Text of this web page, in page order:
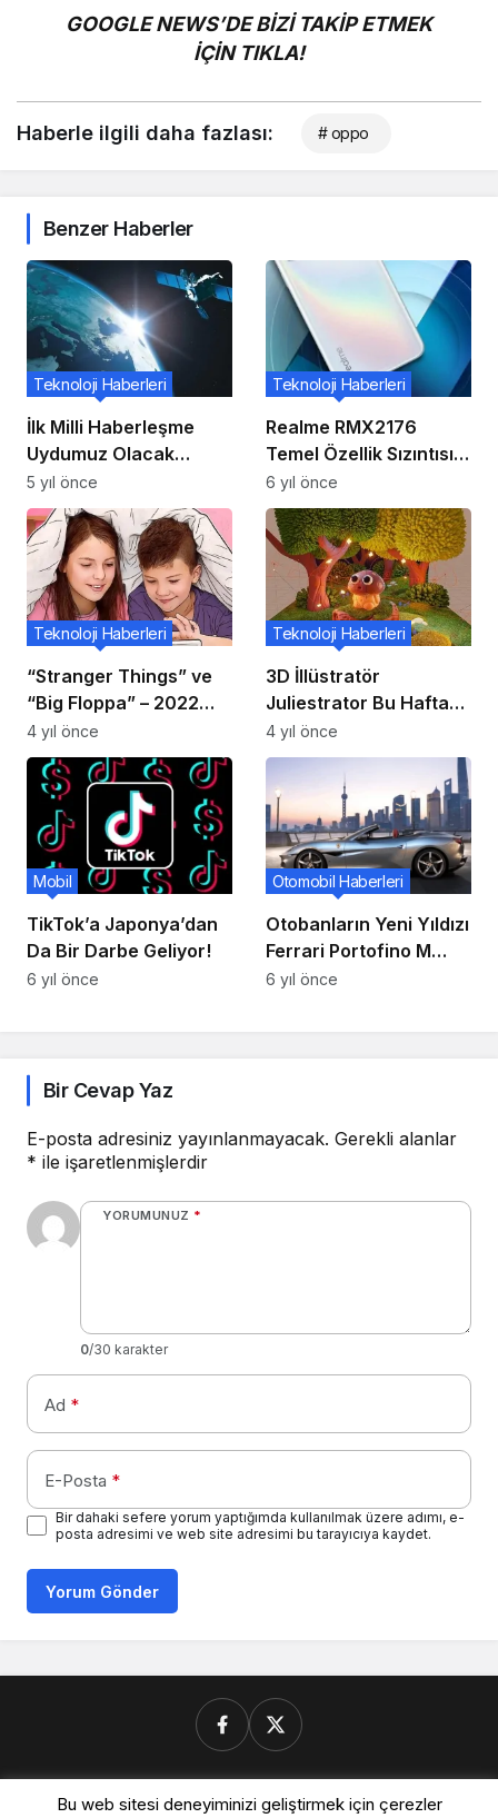
GOOGLE NEWS’DE BİZİ TAKİP ETMEK
İÇİN TIKLA!
Haberle ilgili daha fazlası: # oppo
Benzer Haberler
İlk Milli Haberleşme
Uydumuz Olacak
Türksat 6A’yı Uzaya
SpaceX Gönderecek.
Teknoloji Haberleri
5 yıl önce
Realme RMX2176
Temel Özellik Sızıntısı
6,43 İnç OLED Ekran,
64MP Dörtlü Kamera,
4.300mAh Pil ve Daha
Fazlasını Ortaya
Koyuyor
Teknoloji Haberleri
6 yıl önce
“Stranger Things” ve
“Big Floppa” – 2022
yaz aylarında
çocukların en çok
ilgilendiği konular belli
oldu
Teknoloji Haberleri
4 yıl önce
3D İllüstratör
Juliestrator Bu Hafta
NVIDIA Stüdyo’da
Mushroom Spirit
Eseriyle Büyülüyor
Teknoloji Haberleri
4 yıl önce
TikTok’a Japonya’dan
Da Bir Darbe Geliyor!
Mobil
6 yıl önce
Otobanların Yeni Yıldızı
Ferrari Portofino M
İnternette Tanıtıldı!
Otomobil Haberleri
6 yıl önce
Bir Cevap Yaz
E-posta adresiniz yayınlanmayacak. Gerekli alanlar
* ile işaretlenmişlerdir
YORUMUNUZ *
0/30 karakter
Ad *
E-Posta *
Bir dahaki sefere yorum yaptığımda kullanılmak üzere adımı, e-
posta adresimi ve web site adresimi bu tarayıcıya kaydet.
Yorum Gönder
Donanimforum.com
Bu web sitesi deneyiminizi geliştirmek için çerezler